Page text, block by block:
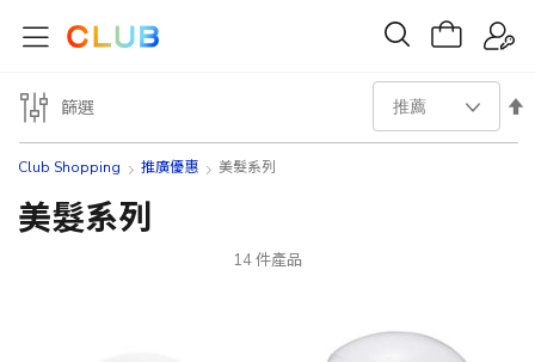
Club Shopping 推廣優惠 美髮系列
美髮系列
14件產品
設
篩選